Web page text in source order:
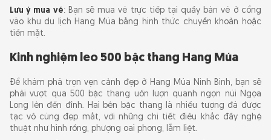
Lưu ý mua vé: Bạn sẽ mua vé trực tiếp tại quầy bán vé ở cổng
vào khu du lịch Hang Múa bằng hình thức chuyển khoản hoặc
tiền mặt.
Kinh nghiệm leo 500 bậc thang Hang Múa
Để khám phá trọn vẹn cảnh đẹp ở Hang Múa Ninh Bình, bạn sẽ
phải vượt qua 500 bậc thang uốn lượn quanh ngọn núi Ngọa
Long lên đến đỉnh. Hai bên bậc thang là nhiều tượng đá được
tạc vô cùng đẹp mắt, với những chi tiết điêu khắc đầy nghệ
thuật như hình rồng, phượng oai phong, lẫm liệt.